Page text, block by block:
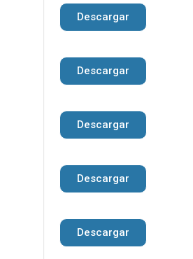
Descargar
Descargar
Descargar
Descargar
Descargar